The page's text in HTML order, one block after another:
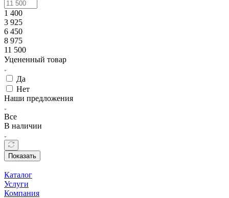
1 400
3 925
6 450
8 975
11 500
Уцененный товар
Да
Нет
Наши предложения
Все
В наличии
Показать
Каталог
Услуги
Компания